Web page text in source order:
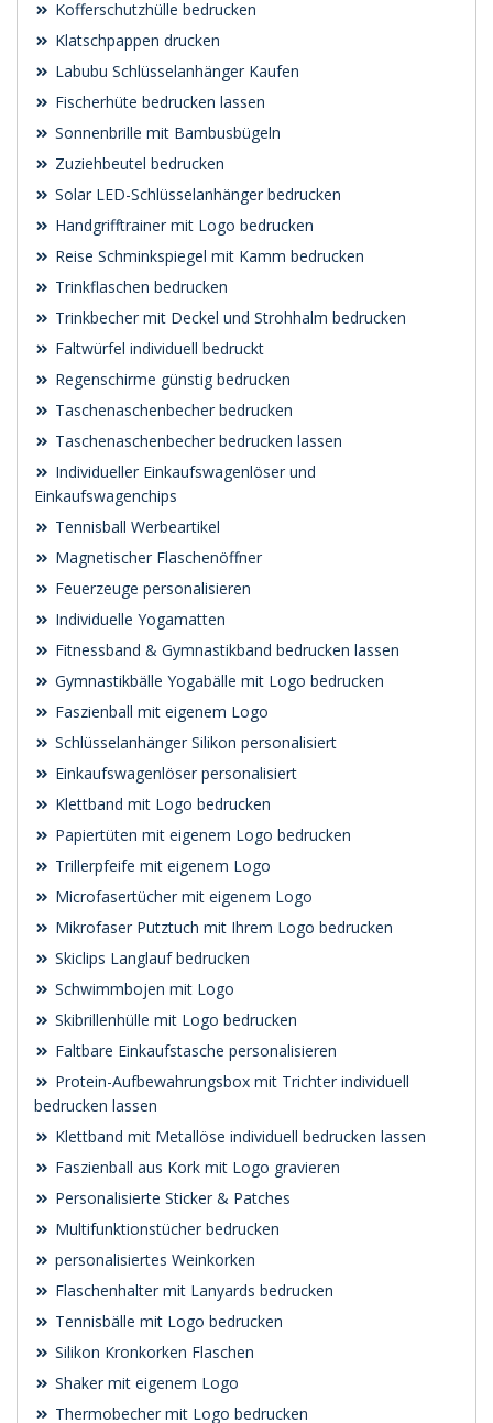
Kofferschutzhülle bedrucken
Klatschpappen drucken
Labubu Schlüsselanhänger Kaufen
Fischerhüte bedrucken lassen
Sonnenbrille mit Bambusbügeln
Zuziehbeutel bedrucken
Solar LED-Schlüsselanhänger bedrucken
Handgrifftrainer mit Logo bedrucken
Reise Schminkspiegel mit Kamm bedrucken
Trinkflaschen bedrucken
Trinkbecher mit Deckel und Strohhalm bedrucken
Faltwürfel individuell bedruckt
Regenschirme günstig bedrucken
Taschenaschenbecher bedrucken
Taschenaschenbecher bedrucken lassen
Individueller Einkaufswagenlöser und
Einkaufswagenchips
Tennisball Werbeartikel
Magnetischer Flaschenöffner
Feuerzeuge personalisieren
Individuelle Yogamatten
Fitnessband & Gymnastikband bedrucken lassen
Gymnastikbälle Yogabälle mit Logo bedrucken
Faszienball mit eigenem Logo
Schlüsselanhänger Silikon personalisiert
Einkaufswagenlöser personalisiert
Klettband mit Logo bedrucken
Papiertüten mit eigenem Logo bedrucken
Trillerpfeife mit eigenem Logo
Microfasertücher mit eigenem Logo
Mikrofaser Putztuch mit Ihrem Logo bedrucken
Skiclips Langlauf bedrucken
Schwimmbojen mit Logo
Skibrillenhülle mit Logo bedrucken
Faltbare Einkaufstasche personalisieren
Protein-Aufbewahrungsbox mit Trichter individuell
bedrucken lassen
Klettband mit Metallöse individuell bedrucken lassen
Faszienball aus Kork mit Logo gravieren
Personalisierte Sticker & Patches
Multifunktionstücher bedrucken
personalisiertes Weinkorken
Flaschenhalter mit Lanyards bedrucken
Tennisbälle mit Logo bedrucken
Silikon Kronkorken Flaschen
Shaker mit eigenem Logo
Thermobecher mit Logo bedrucken